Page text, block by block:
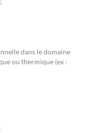
dans le domaine
ou thermique (ex :